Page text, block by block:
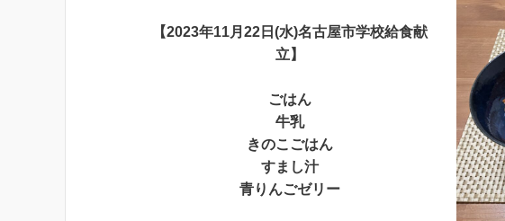
【2023年11月22日(水)名古屋市学校給食献
立】
ごはん
牛乳
きのこごはん
すまし汁
青りんごゼリー